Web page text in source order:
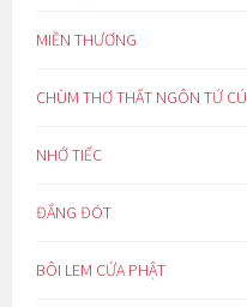
MIỀN THƯƠNG
CHÙM THƠ THẤT NGÔN TỨ CÚ
NHỚ TIẾC
ĐẮNG ĐÓT
BÔI LEM CỬA PHẬT